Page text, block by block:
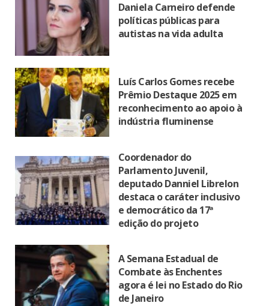
Daniela Carneiro defende
políticas públicas para
autistas na vida adulta
Luís Carlos Gomes recebe
Prêmio Destaque 2025 em
reconhecimento ao apoio à
indústria fluminense
Coordenador do
Parlamento Juvenil,
deputado Danniel Librelon
destaca o caráter inclusivo
e democrático da 17ª
edição do projeto
A Semana Estadual de
Combate às Enchentes
agora é lei no Estado do Rio
de Janeiro